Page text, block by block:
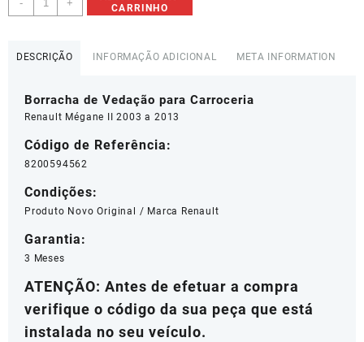
-
de
Renault
Megane
-
8200594562
+
CARRINHO
DESCRIÇÃO INFORMAÇÃO ADICIONAL META INFORMATION
Borracha de Vedação para Carroceria
Renault Mégane II 2003 a 2013
Código de Referência:
8200594562
Condições:
Produto Novo Original / Marca Renault
Garantia:
3 Meses
ATENÇÃO: Antes de efetuar a compra
verifique o código da sua peça que está
instalada no seu veículo.